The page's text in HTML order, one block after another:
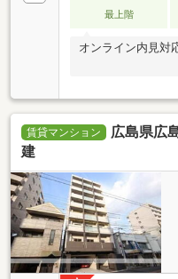
最上階
オンライン内見対
賃貸マンション
広島県広
建